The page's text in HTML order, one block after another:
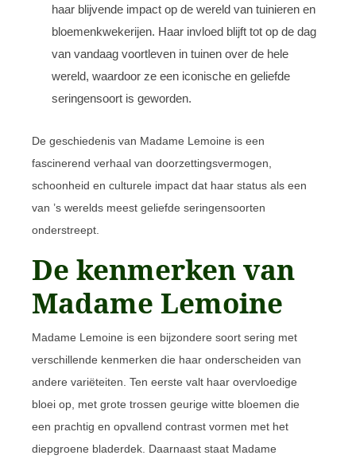
haar blijvende impact op de wereld van tuinieren en
bloemenkwekerijen. Haar invloed blijft tot op de dag
van vandaag voortleven in tuinen over de hele
wereld, waardoor ze een iconische en geliefde
seringensoort is geworden.
De geschiedenis van Madame Lemoine is een
fascinerend verhaal van doorzettingsvermogen,
schoonheid en culturele impact dat haar status als een
van ’s werelds meest geliefde seringensoorten
onderstreept.
De kenmerken van
Madame Lemoine
Madame Lemoine is een bijzondere soort sering met
verschillende kenmerken die haar onderscheiden van
andere variëteiten. Ten eerste valt haar overvloedige
bloei op, met grote trossen geurige witte bloemen die
een prachtig en opvallend contrast vormen met het
diepgroene bladerdek. Daarnaast staat Madame